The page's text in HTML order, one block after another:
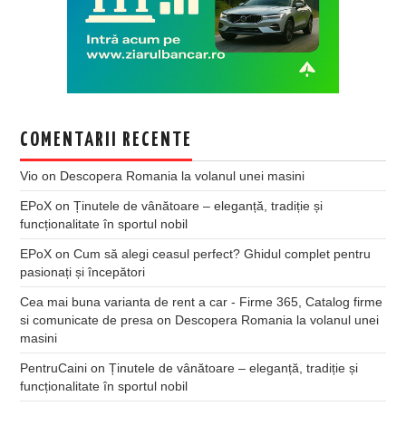
COMENTARII RECENTE
Vio on Descopera Romania la volanul unei masini
EPoX onȚinutele de vânătoare – eleganță, tradiție și
funcționalitate în sportul nobil
EPoX onCum să alegi ceasul perfect? Ghidul complet pentru
pasionați și începători
Cea mai buna varianta de rent a car - Firme 365, Catalog firme
si comunicate de presa on Descopera Romania la volanul unei
masini
PentruCaini onȚinutele de vânătoare – eleganță, tradiție și
funcționalitate în sportul nobil